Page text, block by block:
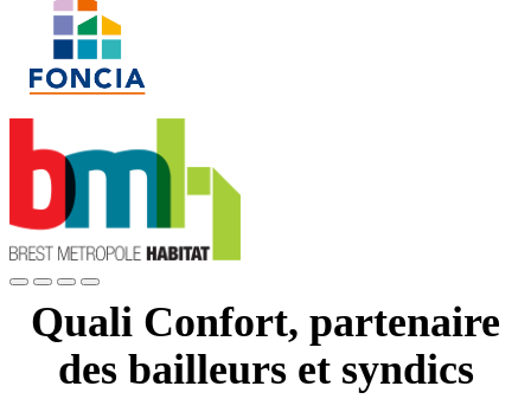
Quali Confort, partenaire
des bailleurs et syndics